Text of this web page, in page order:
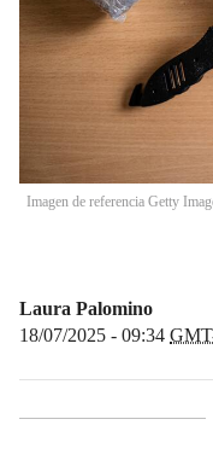
Imagen de referencia Getty
Laura Palomino
18/07/2025 - 09:34